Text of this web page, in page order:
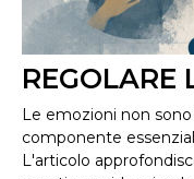
REGOLARE
Le emozioni non
componente
L'articolo